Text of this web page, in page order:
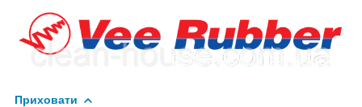
Приховати